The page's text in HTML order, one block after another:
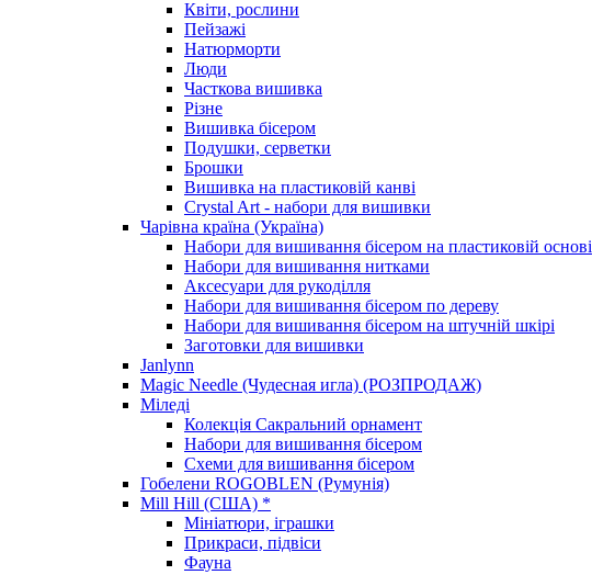
Квіти, рослини
Пейзажі
Натюрморти
Люди
Часткова вишивка
Різне
Вишивка бісером
Подушки, серветки
Брошки
Вишивка на пластиковій канві
Crystal Art - набори для вишивки
Чарівна країна (Україна)
Набори для вишивання бісером на пластиковій основі
Набори для вишивання нитками
Аксесуари для рукоділля
Набори для вишивання бісером по дереву
Набори для вишивання бісером на штучній шкірі
Заготовки для вишивки
Janlynn
Magic Needle (Чудесная игла) (РОЗПРОДАЖ)
Міледі
Колекція Сакральний орнамент
Набори для вишивання бісером
Схеми для вишивання бісером
Гобелени ROGOBLEN (Румунія)
Mill Hill (США) *
Мініатюри, іграшки
Прикраси, підвіси
Фауна